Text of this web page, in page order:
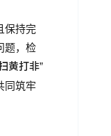
保持完
题，检
黄打非”
同筑牢